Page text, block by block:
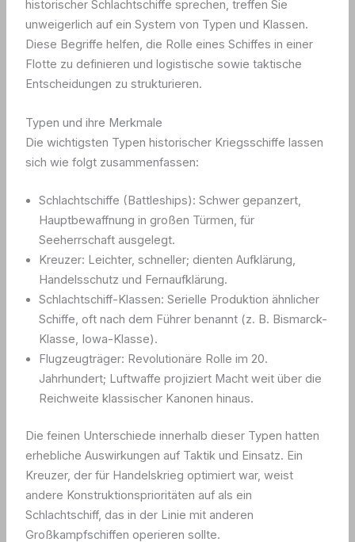
historischer Schlachtschiffe sprechen, treffen Sie
unweigerlich auf ein System von Typen und Klassen.
Diese Begriffe helfen, die Rolle eines Schiffes in einer
Flotte zu definieren und logistische sowie taktische
Entscheidungen zu strukturieren.
Typen und ihre Merkmale
Die wichtigsten Typen historischer Kriegsschiffe lassen
sich wie folgt zusammenfassen:
Schlachtschiffe (Battleships): Schwer gepanzert,
Hauptbewaffnung in großen Türmen, für
Seeherrschaft ausgelegt.
Kreuzer: Leichter, schneller; dienten Aufklärung,
Handelsschutz und Fernaufklärung.
Schlachtschiff-Klassen: Serielle Produktion ähnlicher
Schiffe, oft nach dem Führer benannt (z. B. Bismarck-
Klasse, Iowa-Klasse).
Flugzeugträger: Revolutionäre Rolle im 20.
Jahrhundert; Luftwaffe projiziert Macht weit über die
Reichweite klassischer Kanonen hinaus.
Die feinen Unterschiede innerhalb dieser Typen hatten
erhebliche Auswirkungen auf Taktik und Einsatz. Ein
Kreuzer, der für Handelskrieg optimiert war, weist
andere Konstruktionsprioritäten auf als ein
Schlachtschiff, das in der Linie mit anderen
Großkampfschiffen operieren sollte.